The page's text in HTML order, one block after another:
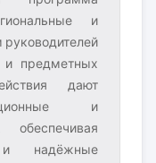
и
руководителей
и предметных
дают
и
обеспечивая
и надёжные